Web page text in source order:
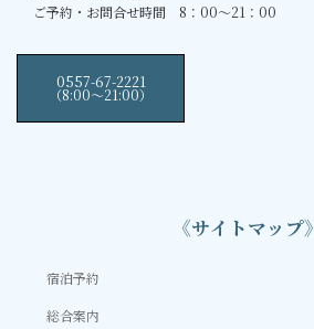
ご予約・お問合せ時間 8：00～21：00
0557-67-2221
（8:00〜21:00）
《サイトマップ》
宿泊予約
総合案内